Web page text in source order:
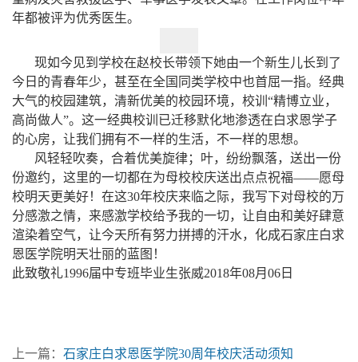
年都被评为优秀医生。
现如今见到学校在赵校长带领下她由一个新生儿长到了
今日的青春年少，甚至在全国同类学校中也首屈一指。经典
大气的校园建筑，清新优美的校园环境，校训“精博立业，
高尚做人”。这一经典校训已迁移默化地渗透在白求恩学子
的心房，让我们拥有不一样的生活，不一样的思想。
风轻轻吹奏，合着优美旋律；叶，纷纷飘落，送出一份
份邀约，这里的一切都在为母校校庆送出点点祝福——愿母
校明天更美好！在这30年校庆来临之际，我写下对母校的万
分感激之情，来感激学校给予我的一切，让自由和美好肆意
渲染着空气，让今天所有努力拼搏的汗水，化成石家庄白求
恩医学院明天壮丽的蓝图！
此致敬礼1996届中专班毕业生张威2018年08月06日
上一篇： 石家庄白求恩医学院30周年校庆活动须知